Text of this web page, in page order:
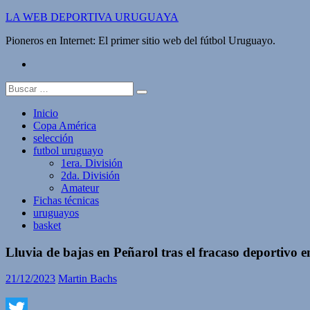
Saltar
contenido
LA WEB DEPORTIVA URUGUAYA
Pioneros en Internet: El primer sitio web del fútbol Uruguayo.
Buscar:
Inicio
Copa América
selección
futbol uruguayo
1era. División
2da. División
Amateur
Fichas técnicas
uruguayos
basket
Lluvia de bajas en Peñarol tras el fracaso deportivo
21/12/2023 Martin Bachs